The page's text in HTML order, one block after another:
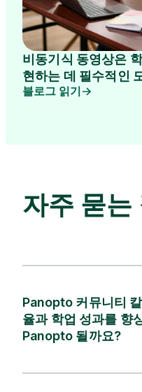
비동기식 동영상은
현하는 데 필수적인
블로그 읽기
자주 묻는
Panopto 커뮤니티
율과 학업 성과를 향
Panopto 될까요?